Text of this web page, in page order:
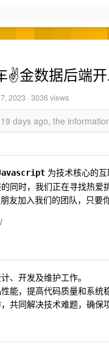
✌️金数据后端
2023 · 3036 views
days ago, the
为技术核心的
同时，我们正在寻找热
友加入我们的团队，只要
、开发及维护工作。
能，提高代码质量和系统
共同解决技术难题，确保